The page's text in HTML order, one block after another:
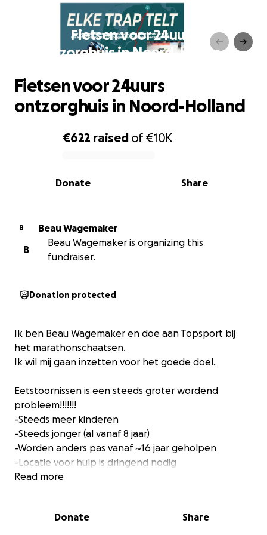
Fietsen voor 24uurs
ontzorghuis in Noord-Holland
0% complete
€622 raised of€10K
Share
Donate
Fietsen voor 24uurs
ontzorghuis in Noord-Holland
B
Beau Wagemaker
B
Beau Wagemaker is organizing this
fundraiser.
Donation protected
Ik ben Beau Wagemaker en doe aan Topsport bij
het marathonschaatsen.
Ik wil mij gaan inzetten voor het goede doel.
Eetstoornissen is een steeds groter wordend
probleem!!!!!!!
-Steeds meer kinderen
-Steeds jonger (al vanaf 8 jaar)
-Worden anders pas vanaf ~16 jaar geholpen
-Locatie voor hulp is dringend nodig
-Hulp honden zijn nodig
Read more
Donate Share